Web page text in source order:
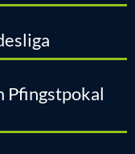
Pfingstpokal